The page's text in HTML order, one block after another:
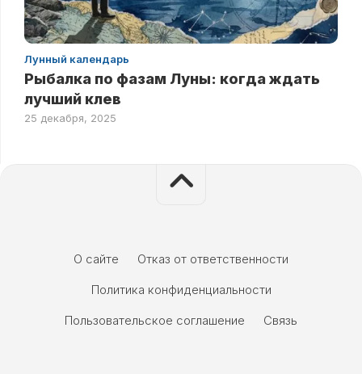
Лунный календарь
Рыбалка по фазам Луны: когда ждать
лучший клев
25 декабря, 2025
О сайте
Отказ от ответственности
Политика конфиденциальности
Пользовательское соглашение
Связь